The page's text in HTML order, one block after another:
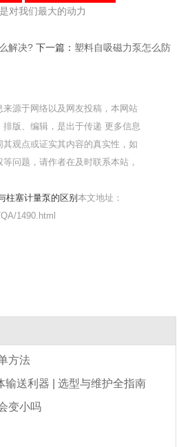
对我们最大的动力
解决? 下一篇： 塑料自吸磁力泵怎么防
源于网络以及网友投稿，本网站
版、编辑，是出于传递 更多信息
观点或证实其内容的真实性，如
问题，请作者在及时联系本站，
柱塞计量泵的区别本文地址：
1490.html
方法
输送利器 | 选型与维护全指南
变小吗